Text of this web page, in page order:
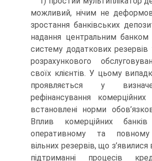
можливий, нічим не
зростання банківських
надання центральним банком
систему додаткових резервів
розрахункового
своїх клієнтів. У цьому
проявляється у
рефінансування
встановлені норми
Вплив комерційних
оперативному та повному
вільних резервів, що з’явилися
підтриманні процесів